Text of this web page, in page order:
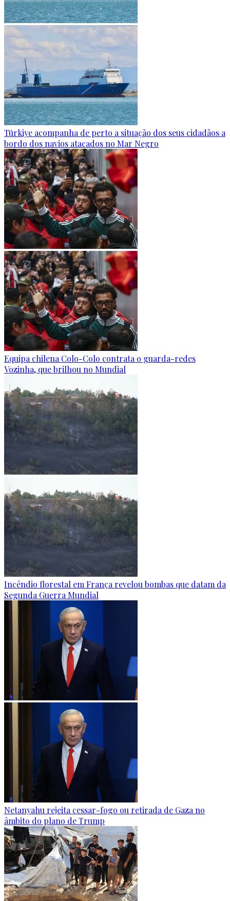
Türkiye acompanha de perto a situação dos seus cidadãos a
bordo dos navios atacados no Mar Negro
Equipa chilena Colo-Colo contrata o guarda-redes
Vozinha, que brilhou no Mundial
Incêndio florestal em França revelou bombas que datam da
Segunda Guerra Mundial
Netanyahu rejeita cessar-fogo ou retirada de Gaza no
âmbito do plano de Trump